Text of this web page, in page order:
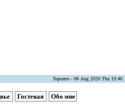
Торонто - 06 Aug 2026 Thu 19:46
Гостевая Обо мне